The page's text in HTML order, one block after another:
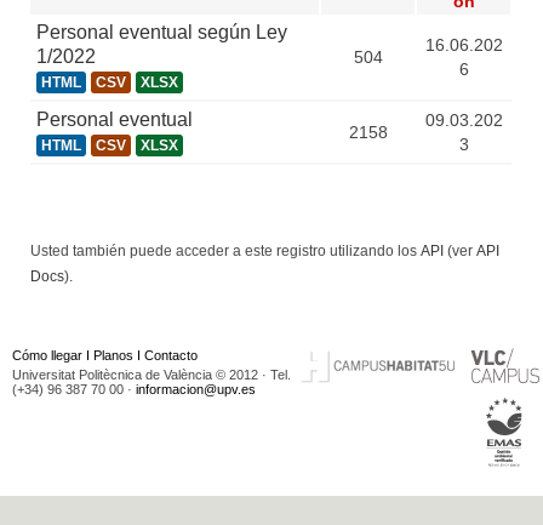
Personal eventual según Ley
1/2022
HTML CSV XLSX
504
16.06.202
6
Personal eventual
HTML CSV XLSX
2158
09.03.202
3
Usted también puede acceder a este registro utilizando los API (ver API
Docs).
Cómo llegar I Planos I Contacto
Universitat Politècnica de València © 2012 · Tel.
(+34) 96 387 70 00 · informacion@upv.es